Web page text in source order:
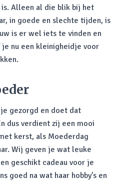
Alleen al die blik bij het
in goede en slechte tijden, is
is er wel iets te vinden en
nu een kleinigheidje voor
gezorgd en doet dat
dus verdient zij een mooi
kerst, als Moederdag
Wij geven je wat leuke
geschikt cadeau voor je
goed na wat haar hobby’s en